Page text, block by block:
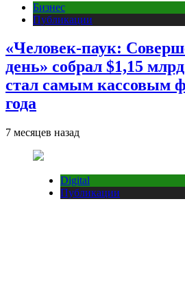
Бизнес
Публикации
«Человек-паук:
день» собрал $1,15
стал самым кассовым
года
7 месяцев назад
Digital
Публикации